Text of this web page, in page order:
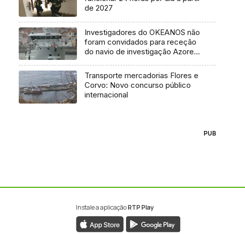
de 2027
Investigadores do OKEANOS não
foram convidados para receção
do navio de investigação Azores
Transporte mercadorias Flores e
Corvo: Novo concurso público
internacional
PUB
Instale a aplicaçãoRTP Play